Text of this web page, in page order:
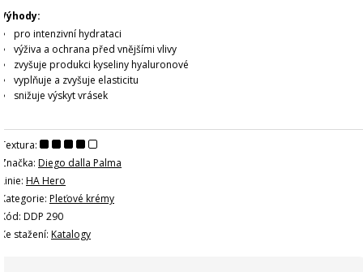
Výhody:
pro intenzivní hydrataci
výživa a ochrana před vnějšími vlivy
zvyšuje produkci kyseliny hyaluronové
vyplňuje a zvyšuje elasticitu
snižuje výskyt vrásek
Textura:
Značka: Diego dalla Palma
Linie: HA Hero
Kategorie: Pleťové krémy
Kód: DDP 290
Ke stažení: Katalogy